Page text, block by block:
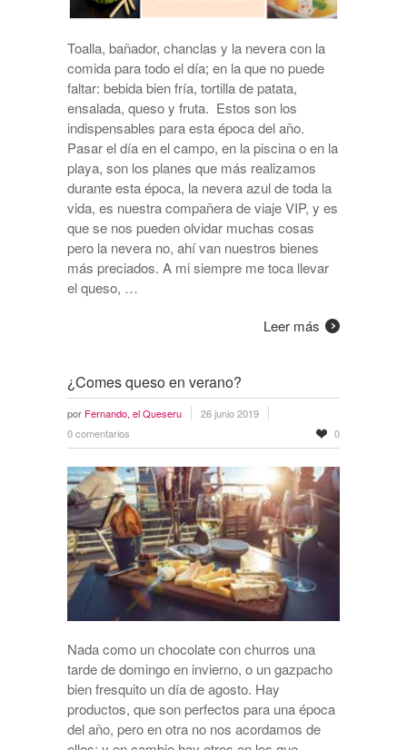
Toalla, bañador, chanclas y la nevera con la
comida para todo el día; en la que no puede
faltar: bebida bien fría, tortilla de patata,
ensalada, queso y fruta. Estos son los
indispensables para esta época del año.
Pasar el día en el campo, en la piscina o en la
playa, son los planes que más realizamos
durante esta época, la nevera azul de toda la
vida, es nuestra compañera de viaje VIP, y es
que se nos pueden olvidar muchas cosas
pero la nevera no, ahí van nuestros bienes
más preciados. A mi siempre me toca llevar
el queso, …
Leer más
¿Comes queso en verano?
por Fernando, el Queseru
26 junio 2019
0 comentarios
0
Nada como un chocolate con churros una
tarde de domingo en invierno, o un gazpacho
bien fresquito un día de agosto. Hay
productos, que son perfectos para una época
del año, pero en otra no nos acordamos de